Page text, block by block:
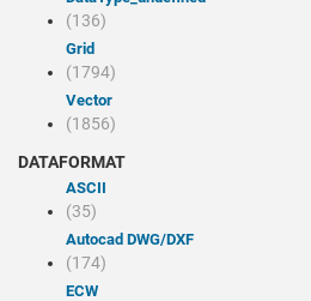
(136)
Grid
(1794)
Vector
(1856)
DATAFORMAT
ASCII
(35)
Autocad DWG/DXF
(174)
ECW